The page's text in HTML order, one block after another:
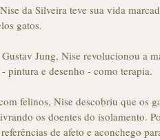
da Silveira teve sua vida
gatos.
Jung, Nise revolucionou a
pintura e desenho - como terapia.
felinos, Nise descobriu que os
os doentes do isolamento.
de afeto e aconchego